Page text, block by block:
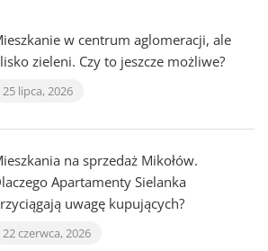
w centrum aglomeracji, ale
zieleni. Czy to jeszcze możliwe?
25 lipca, 2026
na sprzedaż Mikołów.
Apartamenty Sielanka
uwagę kupujących?
22 czerwca, 2026